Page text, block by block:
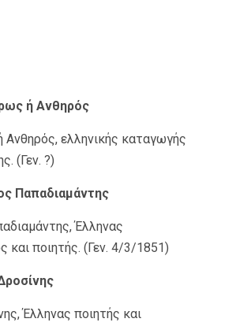
ή Ανθηρός
Ανθηρός, ελληνικής καταγωγής
(Γεν. ?)
Παπαδιαμάντης
Έλληνας
και ποιητής. (Γεν. 4/3/1851)
Έλληνας ποιητής και